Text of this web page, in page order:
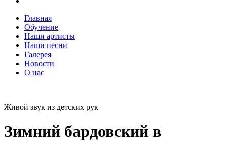
Главная
Обучение
Наши артисты
Наши песни
Галерея
Новости
О нас
Живой звук из детских рук
Зимний бардовский в